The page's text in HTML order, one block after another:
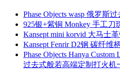
Phase Objects wasp 俄罗斯
925银+紫铜 Monkey 手工刀
Kansept mini korvid 大马士
Kansept Fenrir D2钢 碳纤维
Phase Objects Hanya
过去式般若高端定制打火机